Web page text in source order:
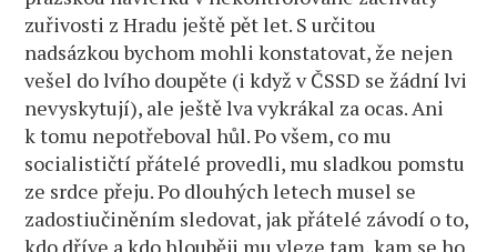
zuřivosti z Hradu ještě pět let. S určitou
nadsázkou bychom mohli konstatovat, že nejen
vešel do lvího doupěte (i když v ČSSD se žádní lvi
nevyskytují), ale ještě lva vykrákal za ocas. Ani
k tomu nepotřeboval hůl. Po všem, co mu
socialističtí přátelé provedli, mu sladkou pomstu
ze srdce přeju. Po dlouhých letech musel se
zadostiučiněním sledovat, jak přátelé závodí o to,
kdo dříve a kdo hlouběji mu vleze tam, kam se ho